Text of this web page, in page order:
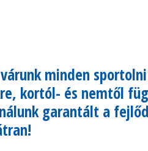
minden
kortól- és nemtől
garantált a